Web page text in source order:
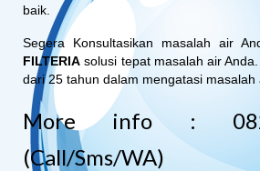
baik.
Segera Konsultasikan masalah air
FILTERIA solusi tepat masalah air
dari 25 tahun dalam mengatasi masalah
More info :
(Call/Sms/WA)